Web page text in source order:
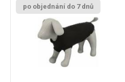
po objednání do 7 dnů